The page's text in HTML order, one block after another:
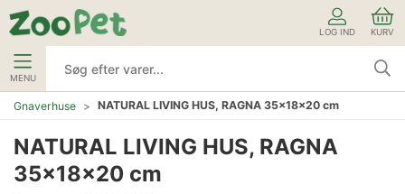
LOG IND KURV
MENU
Gnaverhuse NATURAL LIVING HUS, RAGNA 35x18x20 cm
NATURAL LIVING HUS, RAGNA
35x18x20 cm